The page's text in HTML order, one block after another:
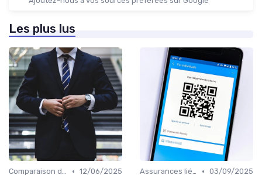
Les plus lus
Comparaison des offres • 12/06/2025
Assurances liées au crédit • 03/09/2025